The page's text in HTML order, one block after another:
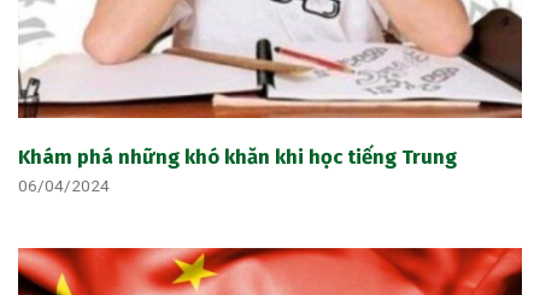
Khám phá những khó khăn khi học tiếng Trung
06/04/2024